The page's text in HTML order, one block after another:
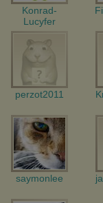
Konrad-
Lucyfer
perzot2011
saymonlee